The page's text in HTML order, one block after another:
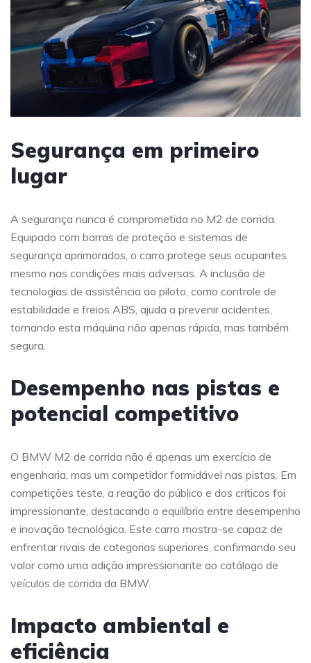
Segurança em primeiro
lugar
A segurança nunca é comprometida no M2 de corrida.
Equipado com barras de proteção e sistemas de
segurança aprimorados, o carro protege seus ocupantes
mesmo nas condições mais adversas. A inclusão de
tecnologias de assistência ao piloto, como controle de
estabilidade e freios ABS, ajuda a prevenir acidentes,
tornando esta máquina não apenas rápida, mas também
segura.
Desempenho nas pistas e
potencial competitivo
O BMW M2 de corrida não é apenas um exercício de
engenharia, mas um competidor formidável nas pistas. Em
competições teste, a reação do público e dos críticos foi
impressionante, destacando o equilíbrio entre desempenho
e inovação tecnológica. Este carro mostra-se capaz de
enfrentar rivais de categorias superiores, confirmando seu
valor como uma adição impressionante ao catálogo de
veículos de corrida da BMW.
Impacto ambiental e
eficiência